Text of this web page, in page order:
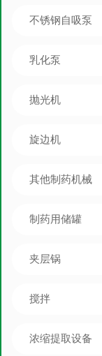
不锈钢自吸泵
乳化泵
抛光机
旋边机
其他制药机械
制药用储罐
夹层锅
搅拌
浓缩提取设备